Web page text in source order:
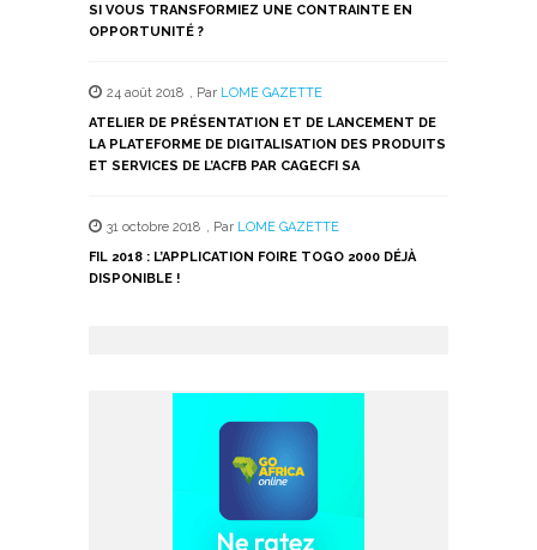
SI VOUS TRANSFORMIEZ UNE CONTRAINTE EN
OPPORTUNITÉ ?
24 août 2018 , Par LOME GAZETTE
ATELIER DE PRÉSENTATION ET DE LANCEMENT DE
LA PLATEFORME DE DIGITALISATION DES PRODUITS
ET SERVICES DE L’ACFB PAR CAGECFI SA
31 octobre 2018 , Par LOME GAZETTE
FIL 2018 : L’APPLICATION FOIRE TOGO 2000 DÉJÀ
DISPONIBLE !